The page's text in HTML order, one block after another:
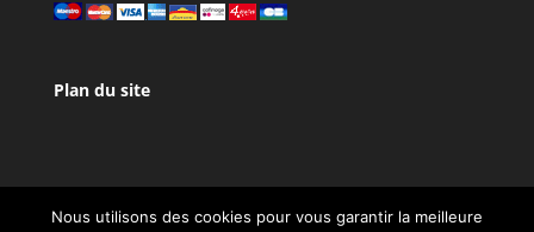
Plan du site
Nous utilisons des cookies pour vous garantir la meilleure